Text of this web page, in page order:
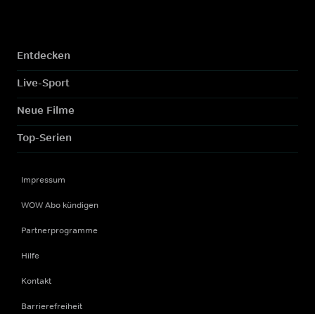
Entdecken
Live-Sport
Neue Filme
Top-Serien
Impressum
WOW Abo kündigen
Partnerprogramme
Hilfe
Kontakt
Barrierefreiheit